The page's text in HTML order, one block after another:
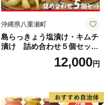
沖縄県八重瀬町
島らっきょう塩漬け・キムチ
漬け 詰め合わせ５個セット
- らっきょう漬け 国産 沖縄県
産 らっきょ 島らっきょ 疲労
12,000円